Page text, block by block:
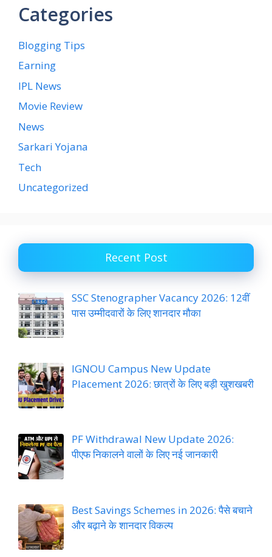
Categories
Blogging Tips
Earning
IPL News
Movie Review
News
Sarkari Yojana
Tech
Uncategorized
Recent Post
SSC Stenographer Vacancy 2026: 12वीं
पास उम्मीदवारों के लिए शानदार मौका
IGNOU Campus New Update
Placement 2026: छात्रों के लिए बड़ी खुशखबरी
PF Withdrawal New Update 2026:
पीएफ निकालने वालों के लिए नई जानकारी
Best Savings Schemes in 2026: पैसे बचाने
और बढ़ाने के शानदार विकल्प